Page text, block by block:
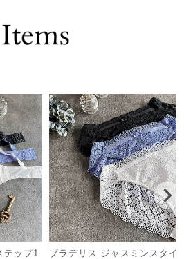
テップ1
ブラデリス ジャスミンスタイ